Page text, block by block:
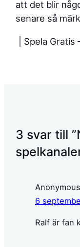
att det blir
senare så
| Spela Gratis
3 svar till
Anonymous
6
Ralf är fan